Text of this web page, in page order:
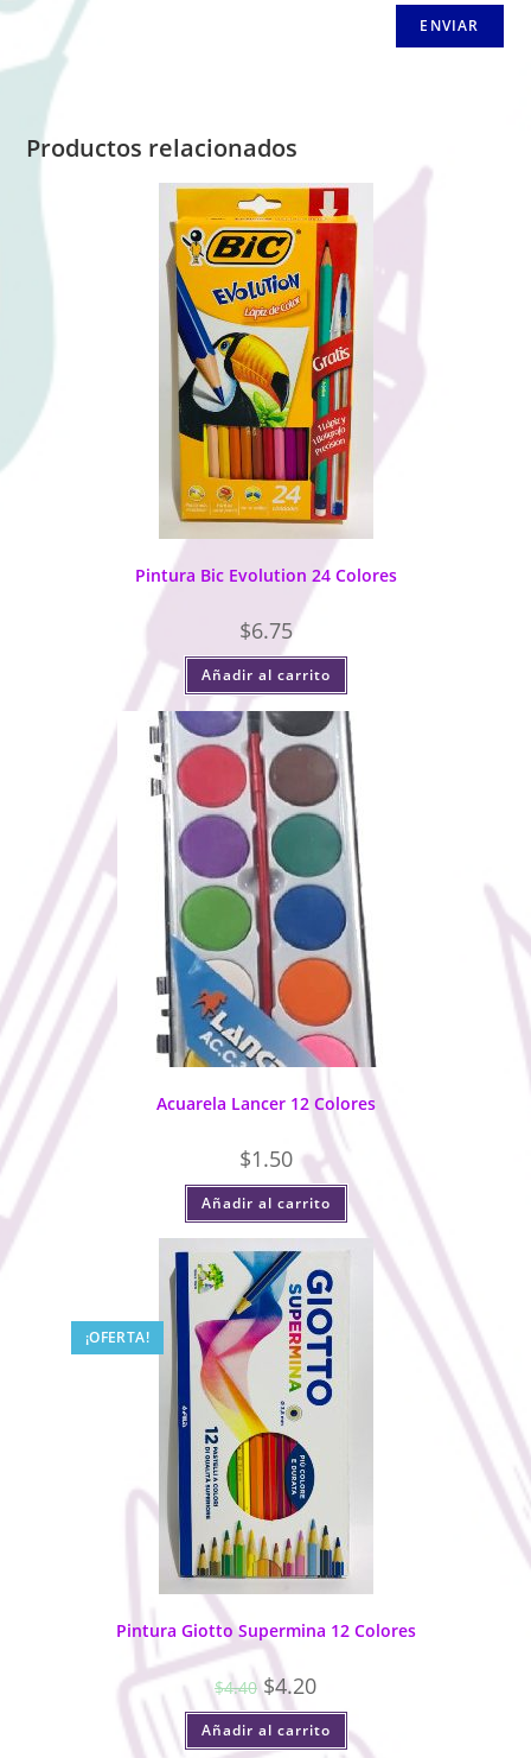
Productos relacionados
Pintura Bic Evolution 24 Colores
$6.75
Añadir al carrito
Acuarela Lancer 12 Colores
$1.50
Añadir al carrito
¡OFERTA!
Pintura Giotto Supermina 12 Colores
$4.40 $4.20
Añadir al carrito